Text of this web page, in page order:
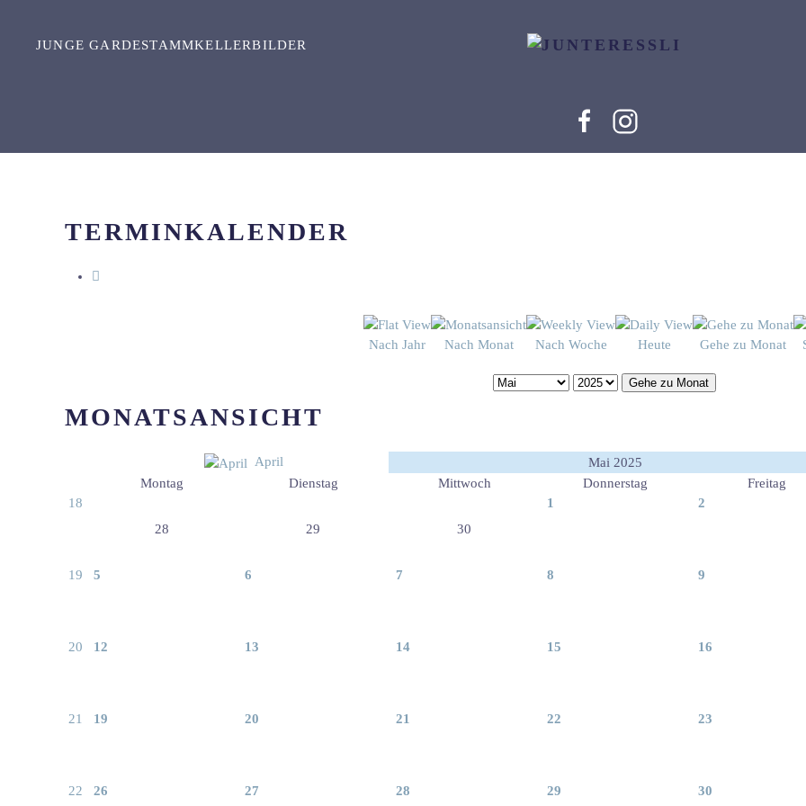
Zum Hauptinhalt springen
JUNGE GARDESTAMMKELLERBILDER
TERMINKALENDER
Nach Jahr Nach Monat Nach Woche Heute Gehe zu Monat
Gehe zu Monat
MONATSANSICHT
April Mai 2025
Montag
Dienstag Mittwoch Donnerstag Freitag
18
28
29 30
1 2
19 5 6 7 8 9
20 12 13 14 15 16
21 19 20 21 22 23
22 26 27 28 29 30